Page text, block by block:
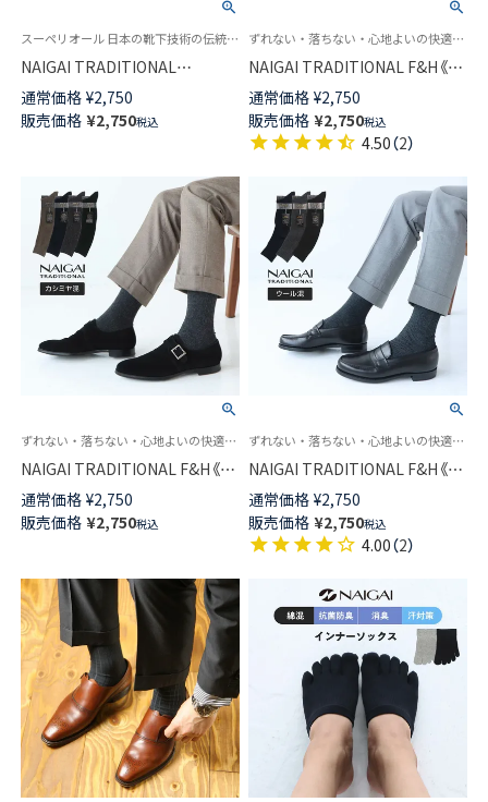
スーペリオール 日本の靴下技術の伝統と誇りを語る最高級の紳士靴下
NAIGAI TRADITIONAL
SUPERIOR 海島綿 シーアイラ
ンドコットン 綿100％ 最高級の
紳士靴下 無地リブ メンズ クル
通常価格 ¥2,750
販売価格 ¥2,750税込
ずれない・落ちない・心地よいの快適トリプルニット 男性 エフアンドエイチ
NAIGAI TRADITIONAL F&H《綿
混》 ロングホーズ 部位で編み方
を変えたトリプルニット 無地
ハイソックス メンズ 日本製
02392907
通常価格 ¥2,750
販売価格 ¥2,750税込
4.50（2）
ずれない・落ちない・心地よいの快適トリプルニット
NAIGAI TRADITIONAL F&H《カ
シミヤ混》ロングホーズ 部位で
編み方を変えたトリプルニット
ハイソックス メンズ 無地 日本
通常価格 ¥2,750
販売価格 ¥2,750税込
ずれない・落ちない・心地よいの快適トリプルニット
NAIGAI TRADITIONAL F&H《毛
混》ロングホーズ 部位で編み方
を変えたトリプルニット ハイソ
ックス メンズ 02391909
通常価格 ¥2,750
販売価格 ¥2,750税込
4.00（2）